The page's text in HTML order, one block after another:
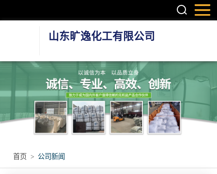
山东旷逸化工有限公司
首页 > 公司新闻
硫酸镁系列
氯化镁系列
氯化钙系列